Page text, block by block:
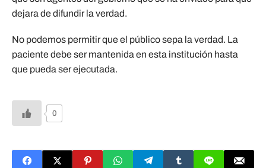
dejara de difundir la verdad.
No podemos permitir que el público sepa la verdad. La
paciente debe ser mantenida en esta institución hasta
que pueda ser ejecutada.
0